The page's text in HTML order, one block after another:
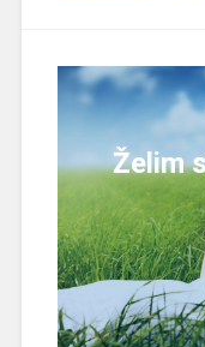
Želim